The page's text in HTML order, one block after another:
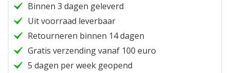
shirt
xl
Binnen 3 dagen geleverd
Uit voorraad leverbaar
Retourneren binnen 14 dagen
Gratis verzending vanaf 100 euro
5 dagen per week geopend